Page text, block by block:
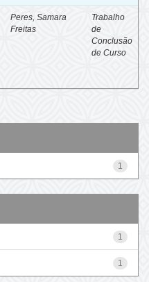
Peres, Samara
Freitas
Trabalho
de
Conclusão
de Curso
1
1
1